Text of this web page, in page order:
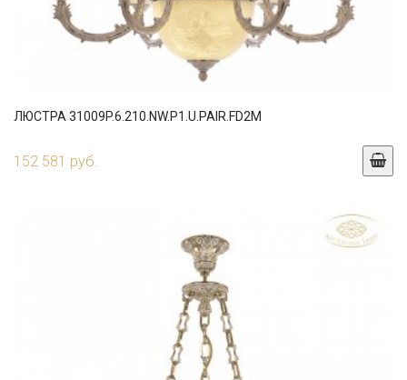
ЛЮСТРА 31009P.6.210.NW.P1.U.PAIR.FD2M
152 581 руб.